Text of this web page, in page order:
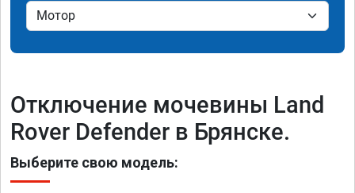
Отключение мочевины Land
Rover Defender в Брянске.
Выберите свою модель: